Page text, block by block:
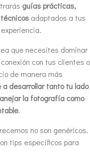
guías prácticas,
adaptados a tus
que necesites dominar
con tus clientes o
de manera más
desarrollar tanto tu lado
la fotografía como
.
no son genéricos.
tips específicos para